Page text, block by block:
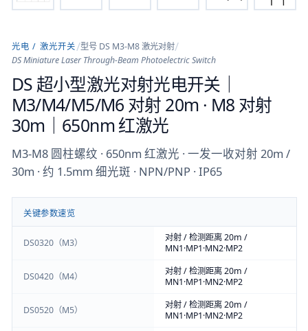
光电 / 激光开关/型号 DS M3-M8 激光对射/
DS Miniature Laser Through-Beam Photoelectric Switch
DS 超小型激光对射光电开关｜
M3/M4/M5/M6 对射 20m · M8 对射
30m｜650nm 红激光
M3-M8 圆柱螺纹 · 650nm 红激光 · 一发一收对射 20m /
30m · 约 1.5mm 细光斑 · NPN/PNP · IP65
关键参数速览
DS0320（M3）
对射 / 检测距离 20m /
MN1·MP1·MN2·MP2
DS0420（M4）
对射 / 检测距离 20m /
MN1·MP1·MN2·MP2
DS0520（M5）
对射 / 检测距离 20m /
MN1·MP1·MN2·MP2